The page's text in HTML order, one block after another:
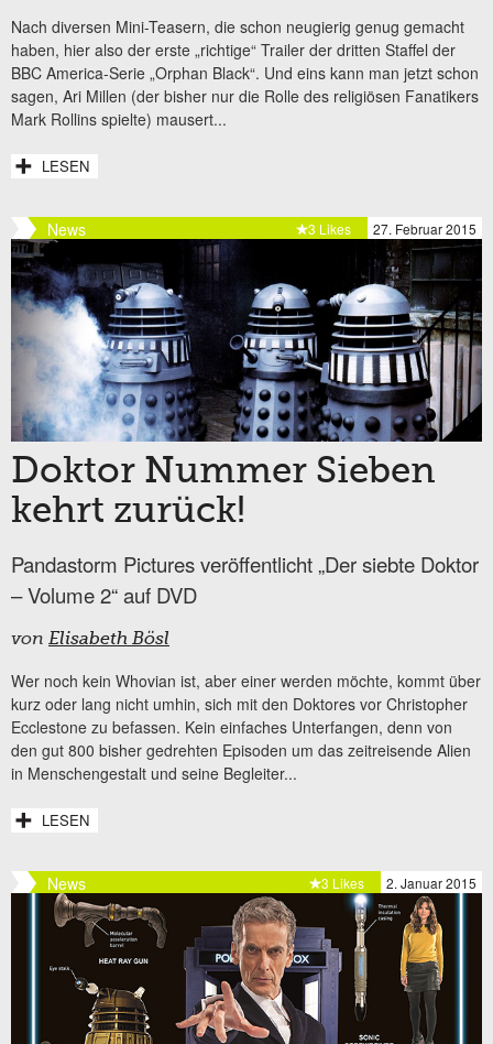
Nach diversen Mini-Teasern, die schon neugierig genug gemacht
haben, hier also der erste „richtige“ Trailer der dritten Staffel der
BBC America-Serie „Orphan Black“. Und eins kann man jetzt schon
sagen, Ari Millen (der bisher nur die Rolle des religiösen Fanatikers
Mark Rollins spielte) mausert...
LESEN
News 27. Februar 2015
3 Likes
Doktor Nummer Sieben
kehrt zurück!
Pandastorm Pictures veröffentlicht „Der siebte Doktor
– Volume 2“ auf DVD
von Elisabeth Bösl
Wer noch kein Whovian ist, aber einer werden möchte, kommt über
kurz oder lang nicht umhin, sich mit den Doktores vor Christopher
Ecclestone zu befassen. Kein einfaches Unterfangen, denn von
den gut 800 bisher gedrehten Episoden um das zeitreisende Alien
in Menschengestalt und seine Begleiter...
LESEN
News 2. Januar 2015
3 Likes